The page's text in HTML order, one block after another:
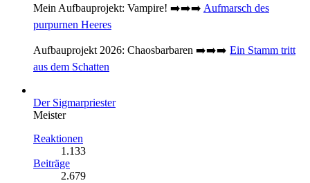
Mein Aufbauprojekt: Vampire! ➡️➡️➡️ Aufmarsch des
purpurnen Heeres
Aufbauprojekt 2026: Chaosbarbaren ➡️➡️➡️ Ein Stamm tritt
aus dem Schatten
Der Sigmarpriester
Meister
Reaktionen
1.133
Beiträge
2.679